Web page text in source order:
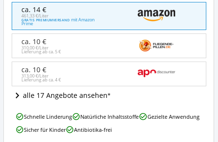
Ems
Halsschmerz-
Spray
akut
Starke
Hilfe
bei
Halsschmerzen
und
Halsinfektionen
Angebote:
Wo
dieses
Halsspray
erhältlich?
ca. 14 €
461,33 €/Liter
GRATIS PREMIUMVERSAND mit Amazon
Prime
ca. 10 €
310,00 €/Liter
Lieferung ab ca.5 €
ca. 10 €
313,00 €/Liter
Lieferung ab ca.4 €
alle 17 Angebote ansehen
Ems
Halsschmerz-
Spray
Schnelle Linderung Natürliche Inhaltsstoffe
Gezielte Anwendung
Sicher für Kinder
Antibiotika-frei